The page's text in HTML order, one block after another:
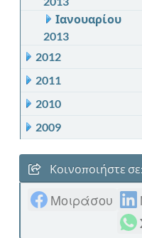
Ιανουαρίου
2013
2012
2011
2010
2009
Κοινοποιήστε σε:
Μοιράσου